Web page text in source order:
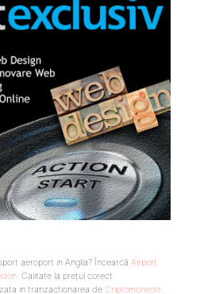
aeroport in Anglia? Încearcă Airport
. Calitate la prețul corect.
in tranzactionarea de Criptomonede